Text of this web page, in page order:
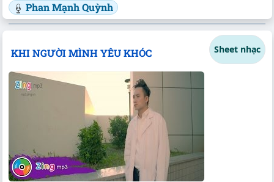
Phan Mạnh Quỳnh
KHI NGƯỜI MÌNH YÊU KHÓC Sheet nhạc